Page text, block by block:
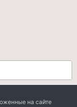
на сайте